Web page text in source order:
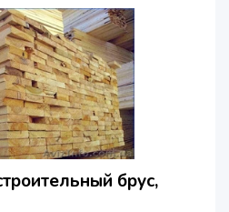
брус,